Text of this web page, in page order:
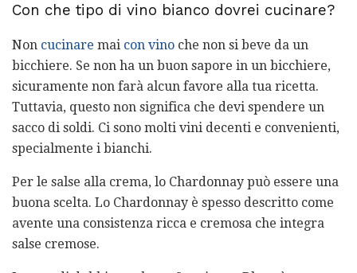
Con che tipo di vino bianco dovrei cucinare?
Non cucinare mai con vino che non si beve da un
bicchiere. Se non ha un buon sapore in un bicchiere,
sicuramente non farà alcun favore alla tua ricetta.
Tuttavia, questo non significa che devi spendere un
sacco di soldi. Ci sono molti vini decenti e convenienti,
specialmente i bianchi.
Per le salse alla crema, lo Chardonnay può essere una
buona scelta. Lo Chardonnay è spesso descritto come
avente una consistenza ricca e cremosa che integra
salse cremose.